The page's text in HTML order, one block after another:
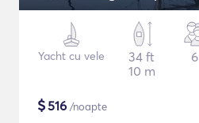
Yacht cu vele
34 ft
10 m
6
$516 /noapte